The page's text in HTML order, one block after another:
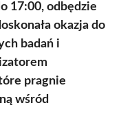
17:00, odbędzie
okazja do
badań i
pragnie
wśród